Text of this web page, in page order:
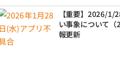
【重要】2026/1/
い事象について
報更新